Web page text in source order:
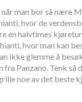
man bor så nære
hvor de
en halvtimes
hvor man kan
ikke glemme å
Panzano. Tenk så
noe av det beste